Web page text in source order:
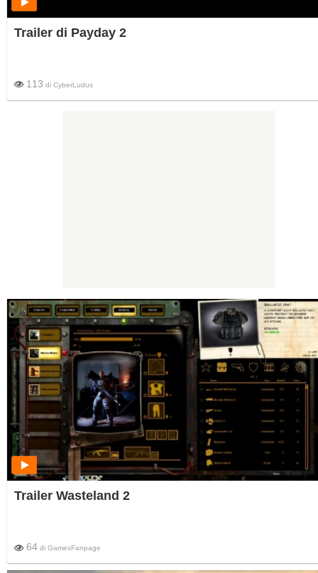
Trailer di Payday 2
113 di CyberLudus
Trailer Wasteland 2
64 di GamesFanpage